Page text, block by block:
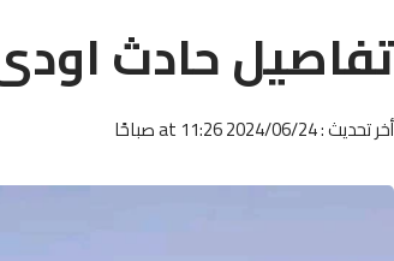
تفاصيل حادث اودى بحياة 7 اشخاص
أخر تحديث : 2024/06/24 at 11:26 صباحًا